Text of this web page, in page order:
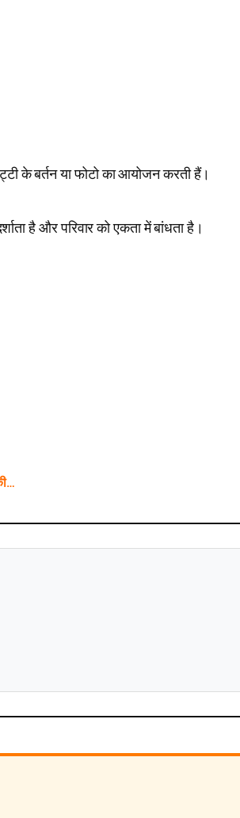
के बर्तन या फोटो का आयोजन करती हैं।
है और परिवार को एकता में बांधता है।